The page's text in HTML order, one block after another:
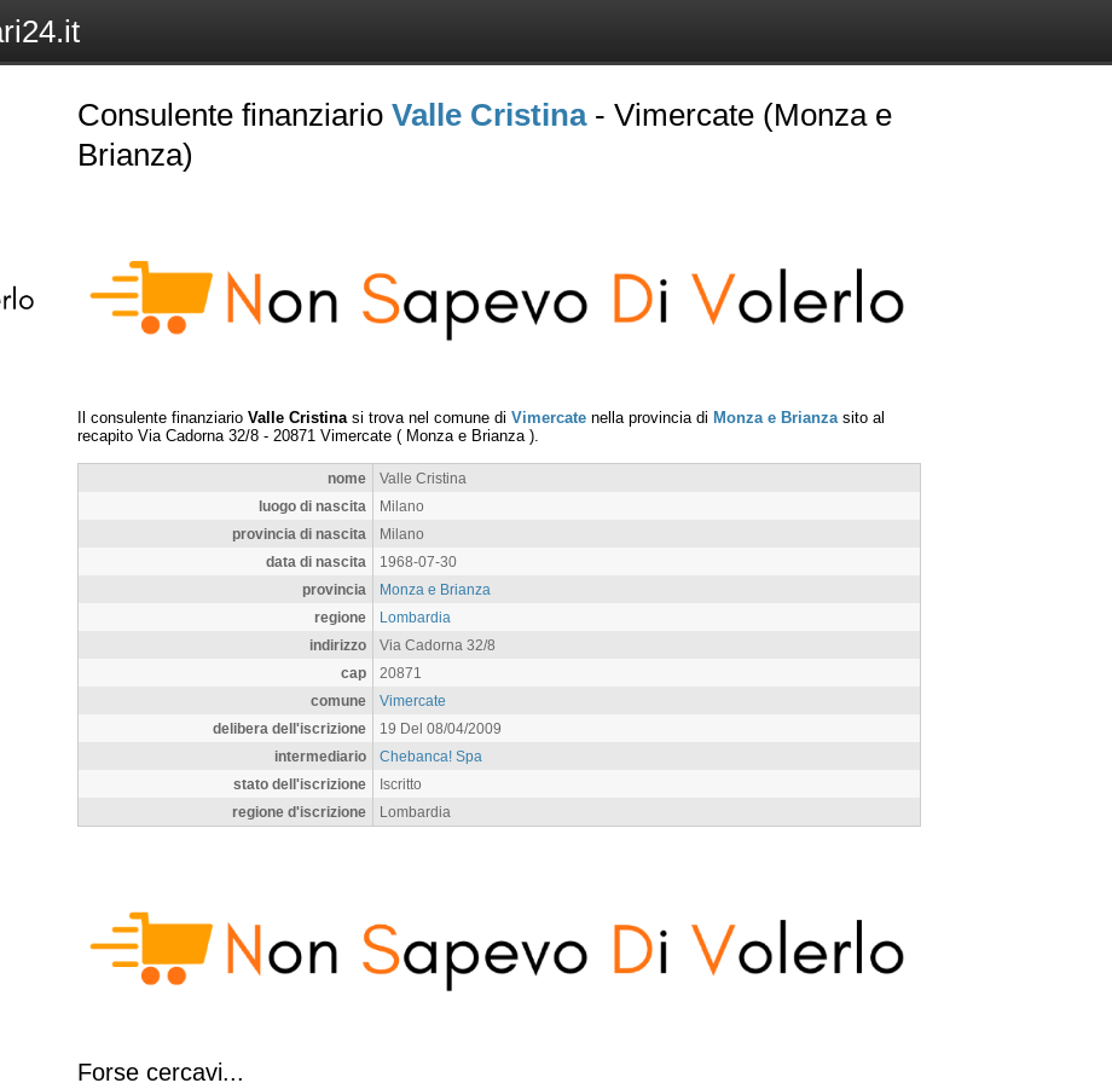
Consulente finanziario Valle Cristina- Vimercate (Monza e
Brianza)
Il consulente finanziario Valle Cristina si trova nel comune di Vimercate nella provincia di Monza e Brianza sito al
recapito Via Cadorna 32/8 - 20871 Vimercate ( Monza e Brianza ).
nome
Valle Cristina
luogo di nascita
Milano
provincia di nascita
Milano
data di nascita
1968-07-30
provincia
Monza e Brianza
regione
Lombardia
indirizzo
Via Cadorna 32/8
cap
20871
comune
Vimercate
delibera dell'iscrizione
19 Del 08/04/2009
intermediario
Chebanca! Spa
stato dell'iscrizione
Iscritto
regione d'iscrizione
Lombardia
Forse cercavi...